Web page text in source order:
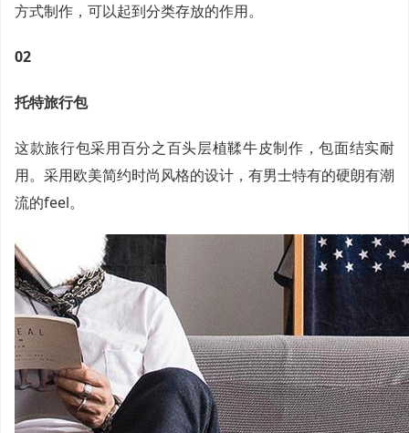
方式制作，可以起到分类存放的作用。
02
托特旅行包
这款旅行包采用百分之百头层植鞣牛皮制作，包面结实耐
用。采用欧美简约时尚风格的设计，有男士特有的硬朗有潮
流的feel。